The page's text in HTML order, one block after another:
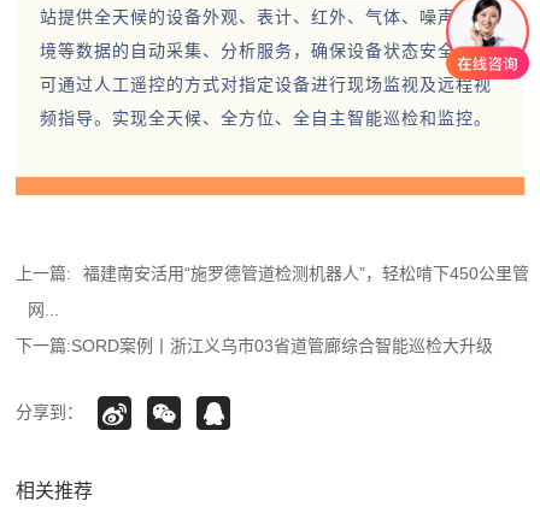
站提供全天候的设备外观、表计、红外、气体、噪声、环
境等数据的自动采集、分析服务，确保设备状态安全；还
可通过人工遥控的方式对指定设备进行现场监视及远程视
频指导。实现全天候、全方位、全自主智能巡检和监控。
上一篇:
福建南安活用“施罗德管道检测机器人”，轻松啃下450公里管
网...
下一篇:SORD案例丨浙江义乌市03省道管廊综合智能巡检大升级
分享到：
相关推荐